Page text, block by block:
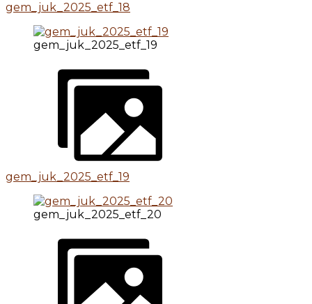
gem_juk_2025_etf_18
gem_juk_2025_etf_19
gem_juk_2025_etf_19
gem_juk_2025_etf_20